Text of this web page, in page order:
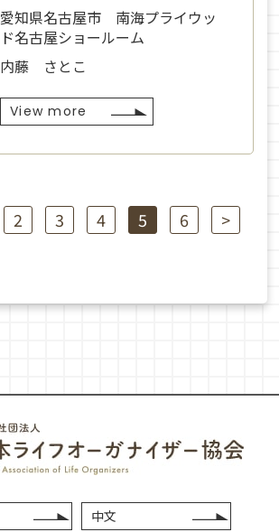
愛知県名古屋市 南海プライウッ
ド名古屋ショールーム
内藤 さとこ
View more
2 3 4 5 6 >
中文